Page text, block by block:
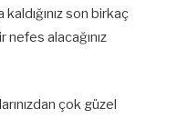
son birkaç
nefes alacağınız
çok güzel